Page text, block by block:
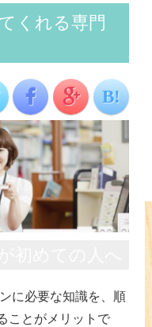
くれる専門
B!
に必要な知識を、順
ことがメリットで